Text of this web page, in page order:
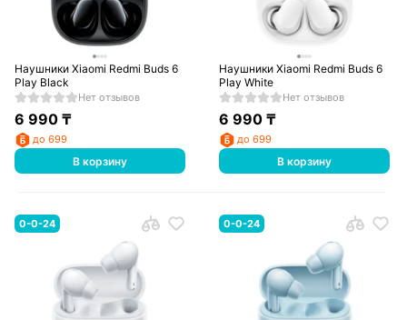
Наушники Xiaomi Redmi Buds 6
Play Black
Нет отзывов
6 990₸
до 699
В корзину
Наушники Xiaomi Redmi Buds 6
Play White
Нет отзывов
6 990 ₸
до 699
В корзину
0-0-24 0-0-24